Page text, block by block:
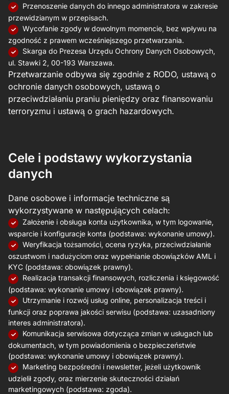
Przenoszenie danych do innego administratora w zakresie
przewidzianym w przepisach.
Wycofanie zgody w dowolnym momencie, bez wpływu na
zgodność z prawem wcześniejszego przetwarzania.
Skarga do Prezesa Urzędu Ochrony Danych Osobowych,
ul. Stawki 2, 00-193 Warszawa.
Przetwarzanie odbywa się zgodnie z RODO, ustawą o
ochronie danych osobowych, ustawą o
przeciwdziałaniu praniu pieniędzy oraz finansowaniu
terroryzmu i ustawą o grach hazardowych.
Cele i podstawy wykorzystania
danych
Dane osobowe i informacje techniczne są
wykorzystywane w następujących celach:
Założenie i obsługa konta użytkownika, w tym logowanie,
wsparcie i konfiguracje konta (podstawa: wykonanie umowy).
Weryfikacja tożsamości, ocena ryzyka, przeciwdziałanie
oszustwom i nadużyciom oraz wypełnianie obowiązków AML i
KYC (podstawa: obowiązek prawny).
Realizacja transakcji finansowych, rozliczenia i księgowość
(podstawa: wykonanie umowy i obowiązek prawny).
Utrzymanie i rozwój usług online, personalizacja treści i
funkcji oraz poprawa jakości serwisu (podstawa: uzasadniony
interes administratora).
Komunikacja serwisowa dotycząca zmian w usługach lub
dokumentach, w tym powiadomienia o bezpieczeństwie
(podstawa: wykonanie umowy i obowiązek prawny).
Marketing bezpośredni i newsletter, jeżeli użytkownik
udzielił zgody, oraz mierzenie skuteczności działań
marketingowych (podstawa: zgoda).